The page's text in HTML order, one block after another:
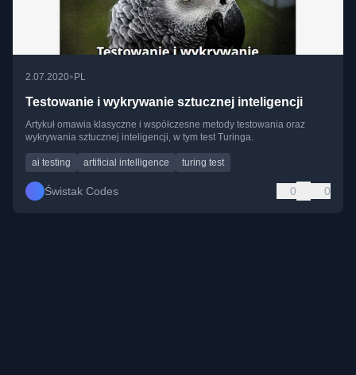
2.07.2020•PL
Testowanie i wykrywanie sztucznej inteligencji
Artykuł omawia klasyczne i współczesne metody testowania oraz
wykrywania sztucznej inteligencji, w tym test Turinga.
ai testing artificial intelligence turing test
Świstak Codes 0 0